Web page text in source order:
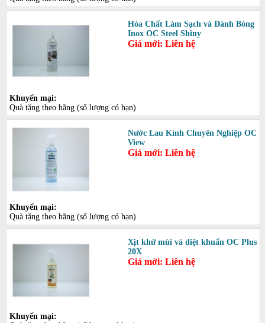
Hóa Chất Làm Sạch và Đánh Bóng
Inox OC Steel Shiny
Giá mới: Liên hệ
Khuyến mại:
Quà tặng theo hãng (số lượng có hạn)
Nước Lau Kính Chuyên Nghiệp OC
View
Giá mới: Liên hệ
Khuyến mại:
Quà tặng theo hãng (số lượng có hạn)
Xịt khử mùi và diệt khuẩn OC Plus
20X
Giá mới: Liên hệ
Khuyến mại: